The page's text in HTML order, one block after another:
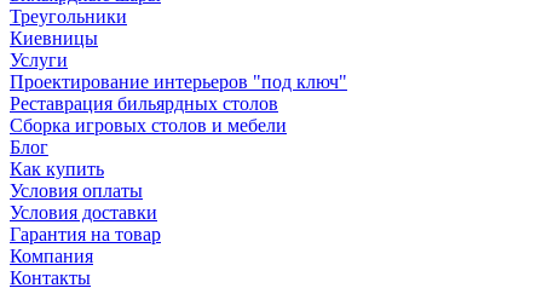
Треугольники
Киевницы
Услуги
Проектирование интерьеров "под ключ"
Реставрация бильярдных столов
Сборка игровых столов и мебели
Блог
Как купить
Условия оплаты
Условия доставки
Гарантия на товар
Компания
Контакты